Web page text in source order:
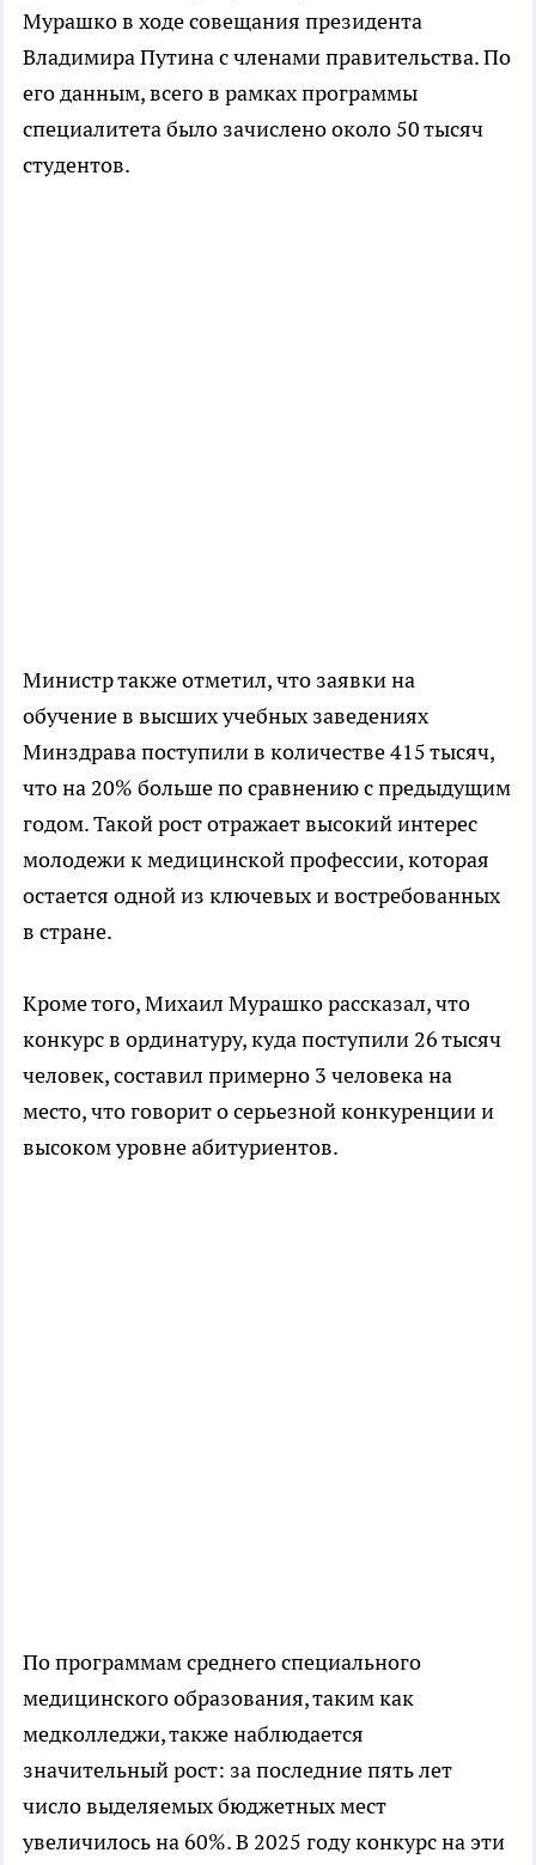
Мурашко в ходе совещания президента
Владимира Путина с членами правительства. По
его данным, всего в рамках программы
специалитета было зачислено около 50 тысяч
студентов.
Министр также отметил, что заявки на
обучение в высших учебных заведениях
Минздрава поступили в количестве 415 тысяч,
что на 20% больше по сравнению с предыдущим
годом. Такой рост отражает высокий интерес
молодежи к медицинской профессии, которая
остается одной из ключевых и востребованных
в стране.
Кроме того, Михаил Мурашко рассказал, что
конкурс в ординатуру, куда поступили 26 тысяч
человек, составил примерно 3 человека на
место, что говорит о серьезной конкуренции и
высоком уровне абитуриентов.
По программам среднего специального
медицинского образования, таким как
медколледжи, также наблюдается
значительный рост: за последние пять лет
число выделяемых бюджетных мест
увеличилось на 60%. В 2025 году конкурс на эти